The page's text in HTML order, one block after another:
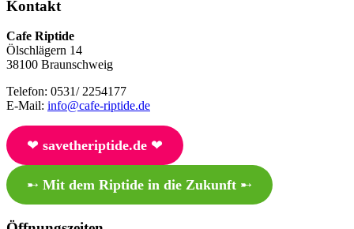
Kontakt
Cafe Riptide
Ölschlägern 14
38100 Braunschweig
Telefon: 0531/ 2254177
E-Mail: info@cafe-riptide.de
❤︎ savetheriptide.de❤︎
➸ Mit dem Riptide in die Zukunft➸